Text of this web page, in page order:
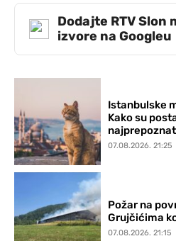
Dodajte RTV Slon
izvore na Googleu
Istanbulske
Kako su
07.08.2026. 21:25
Požar na
Grujčićima
07.08.2026. 21:15